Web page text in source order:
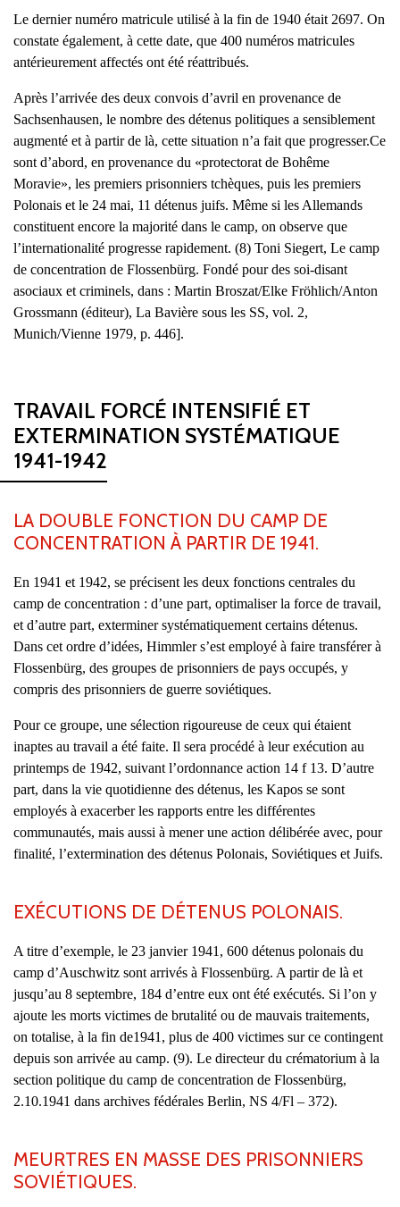
Le dernier numéro matricule utilisé à la fin de 1940 était 2697. On
constate également, à cette date, que 400 numéros matricules
antérieurement affectés ont été réattribués.
Après l’arrivée des deux convois d’avril en provenance de
Sachsenhausen, le nombre des détenus politiques a sensiblement
augmenté et à partir de là, cette situation n’a fait que progresser.Ce
sont d’abord, en provenance du «protectorat de Bohême
Moravie», les premiers prisonniers tchèques, puis les premiers
Polonais et le 24 mai, 11 détenus juifs. Même si les Allemands
constituent encore la majorité dans le camp, on observe que
l’internationalité progresse rapidement. (8) Toni Siegert, Le camp
de concentration de Flossenbürg. Fondé pour des soi-disant
asociaux et criminels, dans : Martin Broszat/Elke Fröhlich/Anton
Grossmann (éditeur), La Bavière sous les SS, vol. 2,
Munich/Vienne 1979, p. 446].
TRAVAIL FORCÉ INTENSIFIÉ ET
EXTERMINATION SYSTÉMATIQUE
1941-1942
LA DOUBLE FONCTION DU CAMP DE
CONCENTRATION À PARTIR DE 1941.
En 1941 et 1942, se précisent les deux fonctions centrales du
camp de concentration : d’une part, optimaliser la force de travail,
et d’autre part, exterminer systématiquement certains détenus.
Dans cet ordre d’idées, Himmler s’est employé à faire transférer à
Flossenbürg, des groupes de prisonniers de pays occupés, y
compris des prisonniers de guerre soviétiques.
Pour ce groupe, une sélection rigoureuse de ceux qui étaient
inaptes au travail a été faite. Il sera procédé à leur exécution au
printemps de 1942, suivant l’ordonnance action 14 f 13. D’autre
part, dans la vie quotidienne des détenus, les Kapos se sont
employés à exacerber les rapports entre les différentes
communautés, mais aussi à mener une action délibérée avec, pour
finalité, l’extermination des détenus Polonais, Soviétiques et Juifs.
EXÉCUTIONS DE DÉTENUS POLONAIS.
A titre d’exemple, le 23 janvier 1941, 600 détenus polonais du
camp d’Auschwitz sont arrivés à Flossenbürg. A partir de là et
jusqu’au 8 septembre, 184 d’entre eux ont été exécutés. Si l’on y
ajoute les morts victimes de brutalité ou de mauvais traitements,
on totalise, à la fin de1941, plus de 400 victimes sur ce contingent
depuis son arrivée au camp. (9). Le directeur du crématorium à la
section politique du camp de concentration de Flossenbürg,
2.10.1941 dans archives fédérales Berlin, NS 4/Fl – 372).
MEURTRES EN MASSE DES PRISONNIERS
SOVIÉTIQUES.